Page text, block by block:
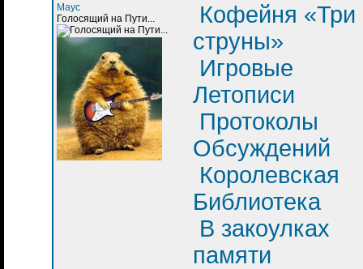
Маус
Голосящий на Пути...
Кофейня «Три
струны»
Игровые
Летописи
Протоколы
Обсуждений
Королевская
Библиотека
В закоулках
памяти